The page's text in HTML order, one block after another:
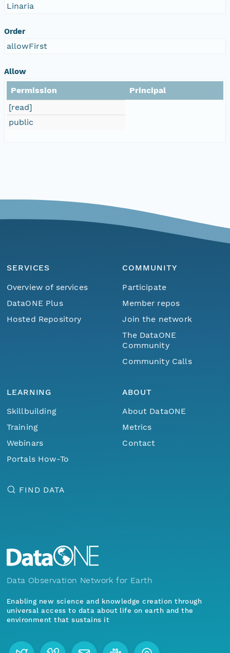
Linaria
Order
allowFirst
Allow
Permission
Principal
[read]
public
SERVICES
Overview of services
DataONE Plus
Hosted Repository
COMMUNITY
Participate
Member repos
Join the network
The DataONE
Community
Community Calls
LEARNING
Skillbuilding
Training
Webinars
Portals How-To
ABOUT
About DataONE
Metrics
Contact
FIND DATA
Data Observation Network for Earth
Enabling new science and knowledge creation through
universal access to data about life on earth and the
environment that sustains it